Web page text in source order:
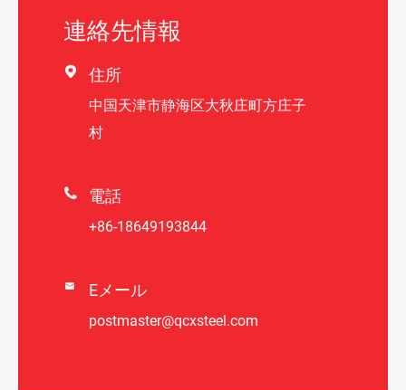
連絡先情報
 住所
中国天津市静海区大秋庄町方庄子
村
 電話
+86-18649193844
 Eメール
postmaster@qcxsteel.com